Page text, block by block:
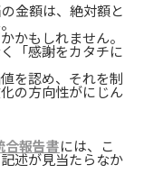
金額は、絶対額と
かもしれません。
「感謝をカタチに
を認め、それを制
の方向性がにじん
合報告書には、こ
述が見当たらなか